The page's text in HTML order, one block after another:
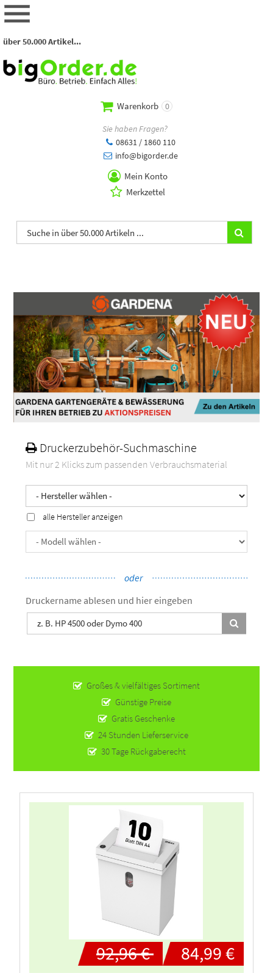
über 50.000 Artikel...
Warenkorb 0
Sie haben Fragen?
08631 / 1860 110
info@bigorder.de
Mein Konto
Merkzettel
Druckerzubehör-Suchmaschine
Mit nur 2 Klicks zum passenden Verbrauchsmaterial
alle Hersteller anzeigen
Druckername ablesen und hier eingeben
Großes & vielfältiges Sortiment
Günstige Preise
Gratis Geschenke
24 Stunden Lieferservice
30 Tage Rückgaberecht
92,96 € 84,99 €